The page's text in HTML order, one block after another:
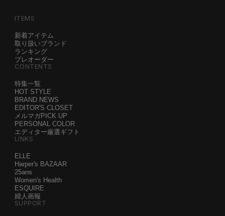
ITEMS
新着アイテム
取り扱いブランド
ランキング
プレオーダー
CONTENTS
特集一覧
HOT STYLE
BRAND NEWS
EDITOR'S CLOSET
メルマガPICK UP
PERSONAL COLOR
エディター厳選ギフト
LINKS
ELLE
Harper's BAZAAR
25ans
Women's Health
ESQUIRE
婦人画報
SUPPORT